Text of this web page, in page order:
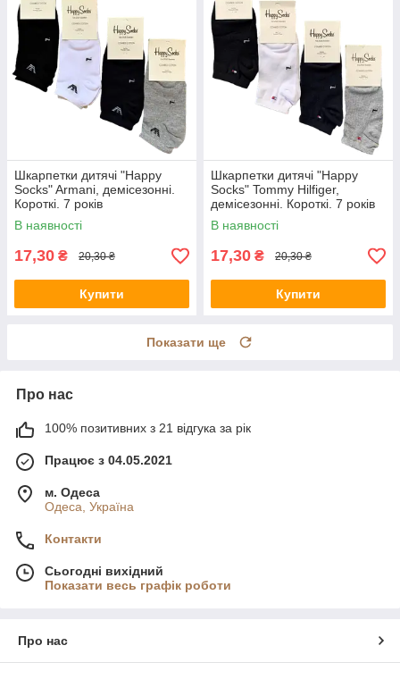
Шкарпетки дитячі "Happy
Socks" Armani, демісезонні.
Короткі. 7 років
В наявності
17,30 ₴ 20,30 ₴
Купити
Шкарпетки дитячі "Happy
Socks" Tommy Hilfiger,
демісезонні. Короткі. 7 років
В наявності
17,30 ₴ 20,30 ₴
Купити
Показати ще
Про нас
100% позитивних з 21 відгука за рік
Працює з 04.05.2021
м. Одеса
Одеса, Україна
Контакти
Сьогодні вихідний
Показати весь графік роботи
Про нас